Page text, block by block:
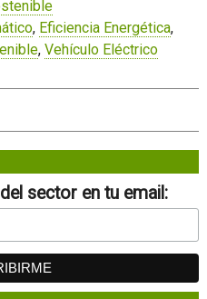
, Eficiencia Energética,
, Vehículo Eléctrico
sector en tu email: